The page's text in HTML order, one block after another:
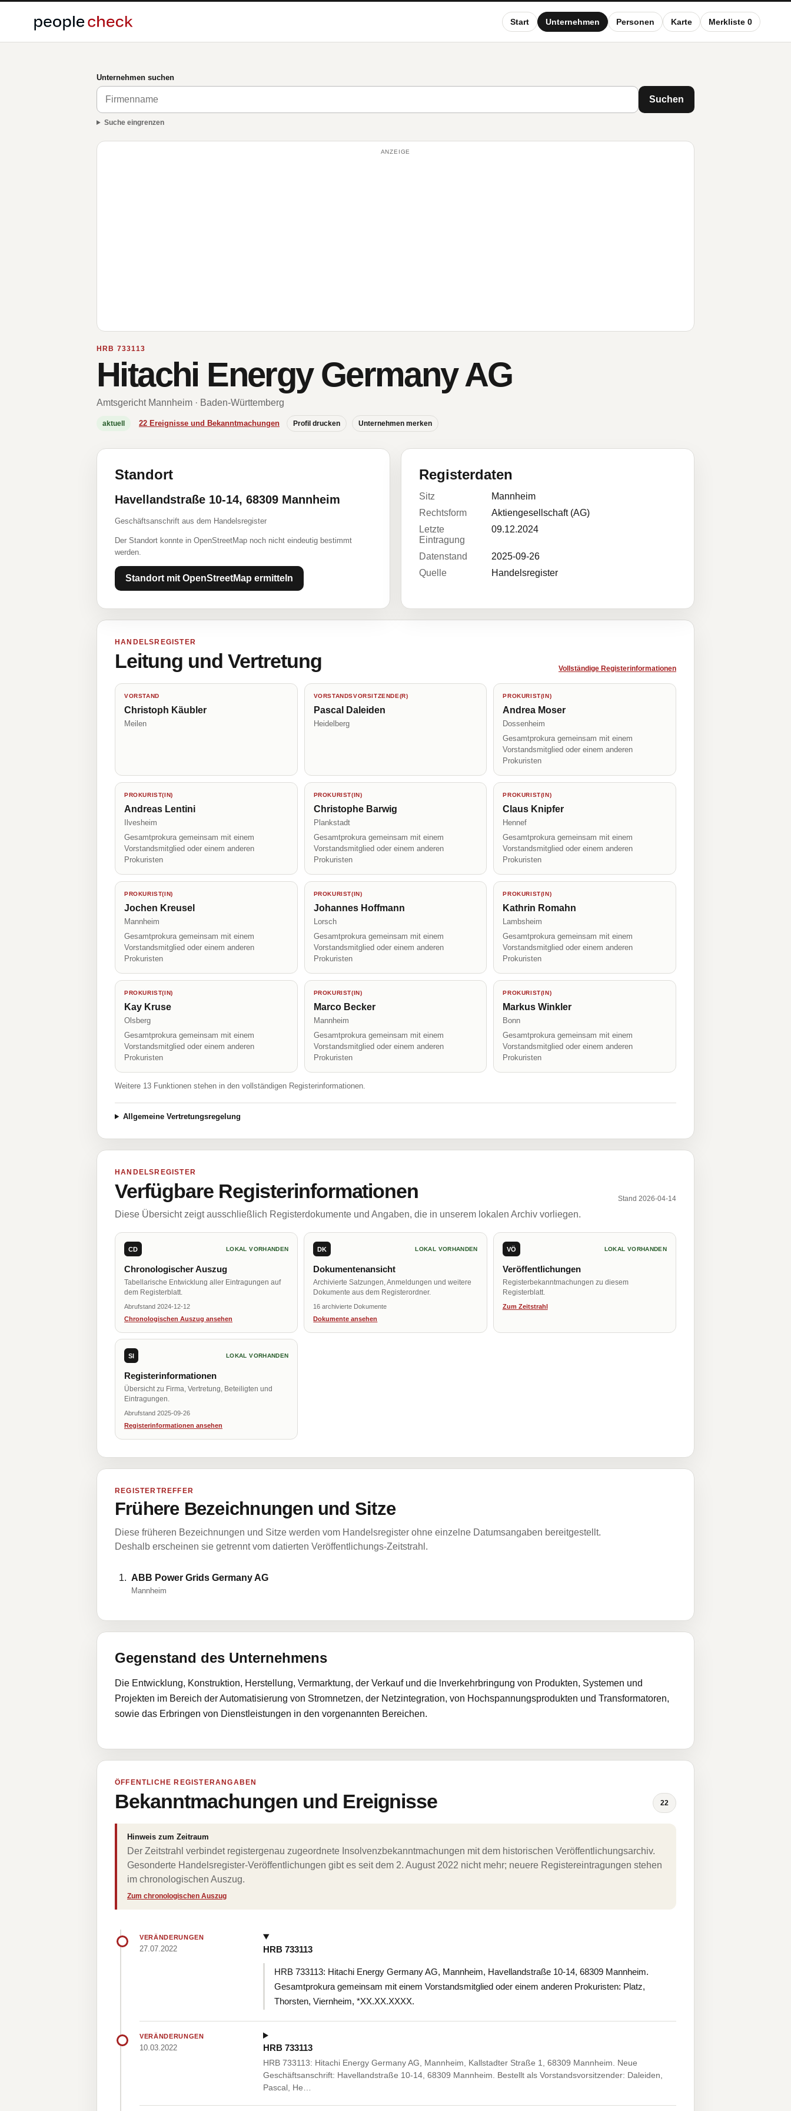
Start Unternehmen Personen Karte Merkliste 0
Unternehmen suchen
Suchen
Suche eingrenzen
ANZEIGE
HRB 733113
Hitachi Energy Germany AG
Amtsgericht Mannheim · Baden-Württemberg
aktuell 22 Ereignisse und Bekanntmachungen Profil drucken Unternehmen merken
Standort
Havellandstraße 10-14, 68309 Mannheim
Geschäftsanschrift aus dem Handelsregister
Der Standort konnte in OpenStreetMap noch nicht eindeutig bestimmt
werden.
Standort mit OpenStreetMap ermitteln
Registerdaten
Sitz
Mannheim
Rechtsform
Aktiengesellschaft (AG)
Letzte
Eintragung
09.12.2024
Datenstand
2025-09-26
Quelle
Handelsregister
HANDELSREGISTER
Leitung und Vertretung Vollständige Registerinformationen
VORSTAND
Christoph Käubler
Meilen
VORSTANDSVORSITZENDE(R)
Pascal Daleiden
Heidelberg
PROKURIST(IN)
Andrea Moser
Dossenheim
Gesamtprokura gemeinsam mit einem
Vorstandsmitglied oder einem anderen
Prokuristen
PROKURIST(IN)
Andreas Lentini
Ilvesheim
Gesamtprokura gemeinsam mit einem
Vorstandsmitglied oder einem anderen
Prokuristen
PROKURIST(IN)
Christophe Barwig
Plankstadt
Gesamtprokura gemeinsam mit einem
Vorstandsmitglied oder einem anderen
Prokuristen
PROKURIST(IN)
Claus Knipfer
Hennef
Gesamtprokura gemeinsam mit einem
Vorstandsmitglied oder einem anderen
Prokuristen
PROKURIST(IN)
Jochen Kreusel
Mannheim
Gesamtprokura gemeinsam mit einem
Vorstandsmitglied oder einem anderen
Prokuristen
PROKURIST(IN)
Johannes Hoffmann
Lorsch
Gesamtprokura gemeinsam mit einem
Vorstandsmitglied oder einem anderen
Prokuristen
PROKURIST(IN)
Kathrin Romahn
Lambsheim
Gesamtprokura gemeinsam mit einem
Vorstandsmitglied oder einem anderen
Prokuristen
PROKURIST(IN)
Kay Kruse
Olsberg
Gesamtprokura gemeinsam mit einem
Vorstandsmitglied oder einem anderen
Prokuristen
PROKURIST(IN)
Marco Becker
Mannheim
Gesamtprokura gemeinsam mit einem
Vorstandsmitglied oder einem anderen
Prokuristen
PROKURIST(IN)
Markus Winkler
Bonn
Gesamtprokura gemeinsam mit einem
Vorstandsmitglied oder einem anderen
Prokuristen
Weitere 13 Funktionen stehen in den vollständigen Registerinformationen.
Allgemeine Vertretungsregelung
HANDELSREGISTER
Verfügbare Registerinformationen Stand 2026-04-14
Diese Übersicht zeigt ausschließlich Registerdokumente und Angaben, die in unserem lokalen Archiv vorliegen.
CD LOKAL VORHANDEN
Chronologischer Auszug
Tabellarische Entwicklung aller Eintragungen auf
dem Registerblatt.
Abrufstand 2024-12-12
Chronologischen Auszug ansehen
DK LOKAL VORHANDEN
Dokumentenansicht
Archivierte Satzungen, Anmeldungen und weitere
Dokumente aus dem Registerordner.
16 archivierte Dokumente
Dokumente ansehen
VÖ LOKAL VORHANDEN
Veröffentlichungen
Registerbekanntmachungen zu diesem
Registerblatt.
Zum Zeitstrahl
SI LOKAL VORHANDEN
Registerinformationen
Übersicht zu Firma, Vertretung, Beteiligten und
Eintragungen.
Abrufstand 2025-09-26
Registerinformationen ansehen
REGISTERTREFFER
Frühere Bezeichnungen und Sitze
Diese früheren Bezeichnungen und Sitze werden vom Handelsregister ohne einzelne Datumsangaben bereitgestellt.
Deshalb erscheinen sie getrennt vom datierten Veröffentlichungs-Zeitstrahl.
ABB Power Grids Germany AG
Mannheim
Gegenstand des Unternehmens
Die Entwicklung, Konstruktion, Herstellung, Vermarktung, der Verkauf und die lnverkehrbringung von Produkten, Systemen und
Projekten im Bereich der Automatisierung von Stromnetzen, der Netzintegration, von Hochspannungsprodukten und Transformatoren,
sowie das Erbringen von Dienstleistungen in den vorgenannten Bereichen.
ÖFFENTLICHE REGISTERANGABEN
Bekanntmachungen und Ereignisse 22
Hinweis zum Zeitraum
Der Zeitstrahl verbindet registergenau zugeordnete Insolvenzbekanntmachungen mit dem historischen Veröffentlichungsarchiv.
Gesonderte Handelsregister-Veröffentlichungen gibt es seit dem 2. August 2022 nicht mehr; neuere Registereintragungen stehen
im chronologischen Auszug.
Zum chronologischen Auszug
VERÄNDERUNGEN
27.07.2022 HRB 733113
HRB 733113: Hitachi Energy Germany AG, Mannheim, Havellandstraße 10-14, 68309 Mannheim.
Gesamtprokura gemeinsam mit einem Vorstandsmitglied oder einem anderen Prokuristen: Platz,
Thorsten, Viernheim, *XX.XX.XXXX.
VERÄNDERUNGEN
10.03.2022 HRB 733113
HRB 733113: Hitachi Energy Germany AG, Mannheim, Kallstadter Straße 1, 68309 Mannheim. Neue
Geschäftsanschrift: Havellandstraße 10-14, 68309 Mannheim. Bestellt als Vorstandsvorsitzender: Daleiden,
Pascal, He…